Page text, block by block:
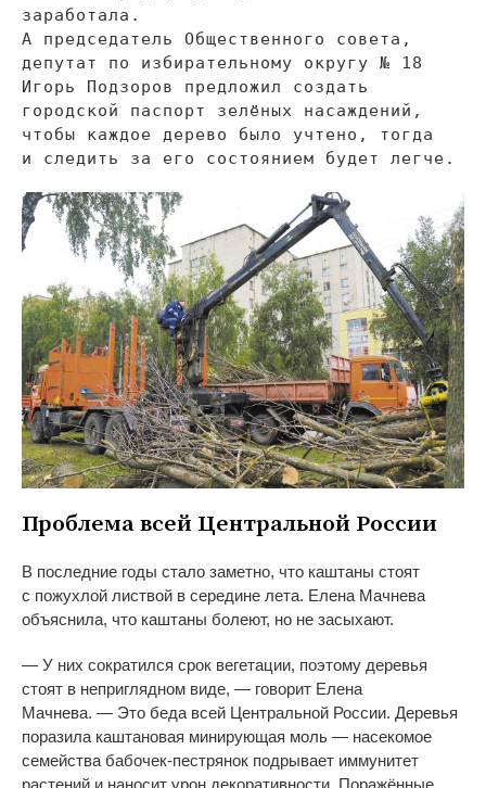
заработала.
А
председатель Общественного совета,
депутат по
избирательному округу №
18
Игорь Подзоров предложил создать
городской паспорт зелёных насаждений,
чтобы каждое дерево было учтено, тогда
и
следить за его состоянием будет легче.
Проблема всей Центральной России
В последние годы стало заметно, что каштаны стоят
с пожухлой листвой в середине лета. Елена Мачнева
объяснила, что каштаны болеют, но не засыхают.
— У них сократился срок вегетации, поэтому деревья
стоят в неприглядном виде, —говорит Елена
Мачнева. — Это беда всей Центральной России. Деревья
поразила каштановая минирующая моль —насекомое
семейства бабочек-пестрянокподрывает иммунитет
растений и наносит урон декоративности. Поражённые